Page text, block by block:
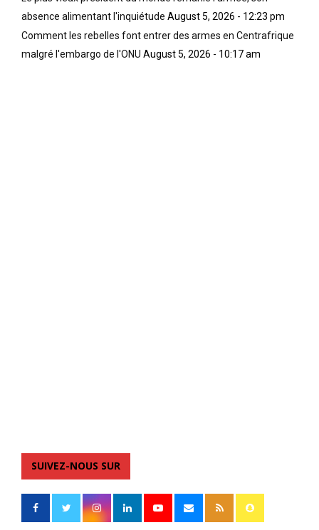
absence alimentant l'inquiétude August 5, 2026 - 12:23 pm
Comment les rebelles font entrer des armes en Centrafrique
malgré l'embargo de l'ONU August 5, 2026 - 10:17 am
SUIVEZ-NOUS SUR